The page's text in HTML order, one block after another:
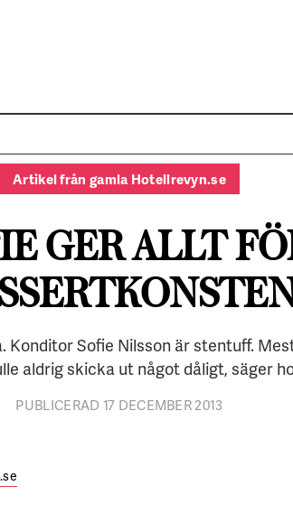
Artikel från gamla Hotellrevyn.se
GER ALLT
Sofie Nilsson är stentuff.
aldrig skicka ut något dåligt, säger
PUBLICERAD 17 DECEMBER 2013